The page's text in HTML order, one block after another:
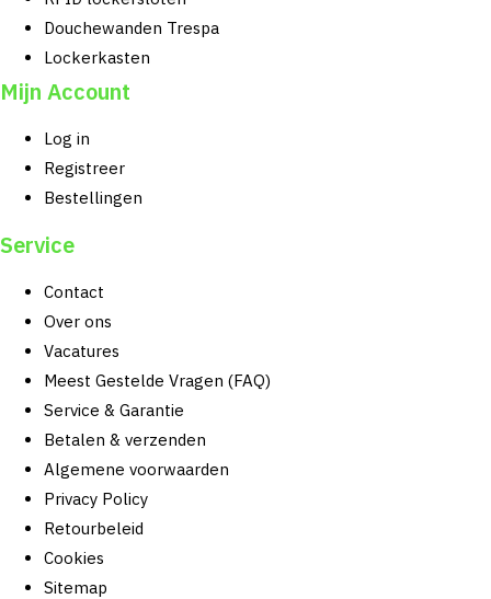
Douchewanden Trespa
Lockerkasten
Mijn Account
Log in
Registreer
Bestellingen
Service
Contact
Over ons
Vacatures
Meest Gestelde Vragen (FAQ)
Service & Garantie
Betalen & verzenden
Algemene voorwaarden
Privacy Policy
Retourbeleid
Cookies
Sitemap